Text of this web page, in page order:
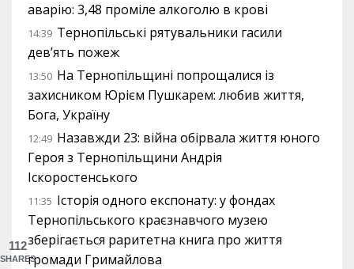
аварію: 3,48 проміле алкоголю в крові
14:39 Тернопільські рятувальники гасили
дев’ять пожеж
13:50 На Тернопільщині попрощалися із
захисником Юрієм Пушкарем: любив життя,
Бога, Україну
12:49 Назавжди 23: війна обірвала життя юного
Героя з Тернопільщини Андрія
Іскоростенського
11:35 Історія одного експонату: у фондах
Тернопільського краєзнавчого музею
зберігається раритетна книга про життя
громади Гримайлова
112
SHARES